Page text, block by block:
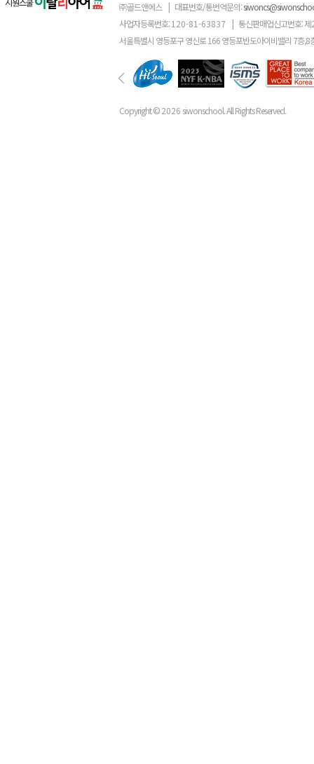
㈜골드앤에스 | 대표번호/통번역문의:
사업자등록번호:120-81-63837 | 통신판매업신고번호: 제
서울특별시 영등포구 영신로 166 영등포반도아이비밸리 7층,8
Copyright ©2026 siwonschool. All Rights Reserved.